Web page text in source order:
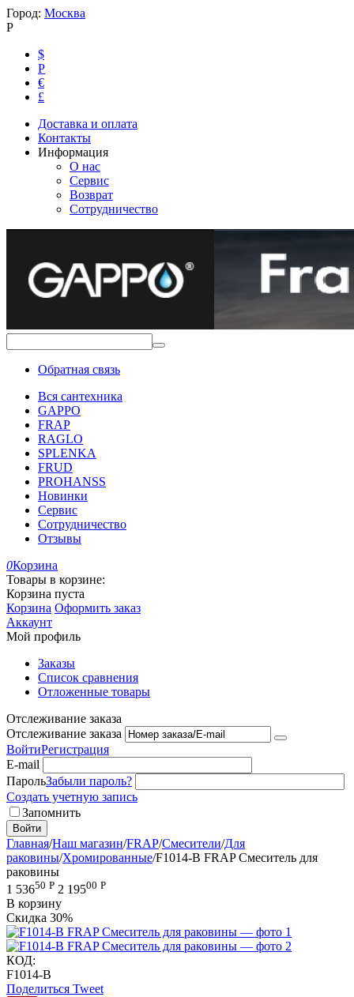
Город: Москва
Р
$
Р
€
£
Доставка и оплата
Контакты
Информация
О нас
Сервис
Возврат
Сотрудничество
Обратная связь
Вся сантехника
GAPPO
FRAP
RAGLO
SPLENKA
FRUD
PROHANSS
Новинки
Сервис
Сотрудничество
Отзывы
0Корзина
Товары в корзине:
Корзина пуста
Корзина Оформить заказ
Аккаунт
Мой профиль
Заказы
Список сравнения
Отложенные товары
Отслеживание заказа
Отслеживание заказа
ВойтиРегистрация
E-mail
ПарольЗабыли пароль?
Создать учетную запись
Запомнить
Войти
Главная/Наш магазин/FRAP/Смесители/Для
раковины/Хромированные/F1014-B FRAP Смеситель для
раковины
1 53650 Р 2 19500 Р
В корзину
Скидка 30%
КОД:
F1014-B
Поделиться Tweet